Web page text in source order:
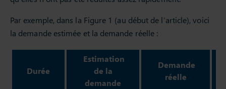
Par exemple, dans la Figure 1 (au début de l’article), voici
la demande estimée et la demande réelle :
Durée
Estimation
de la
demande
Demande
réelle